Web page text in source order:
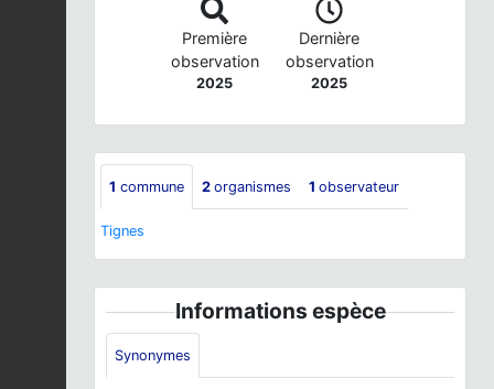
Première
observation
2025
Dernière
observation
2025
1 commune 2 organismes 1 observateur
Tignes
Informations espèce
Synonymes